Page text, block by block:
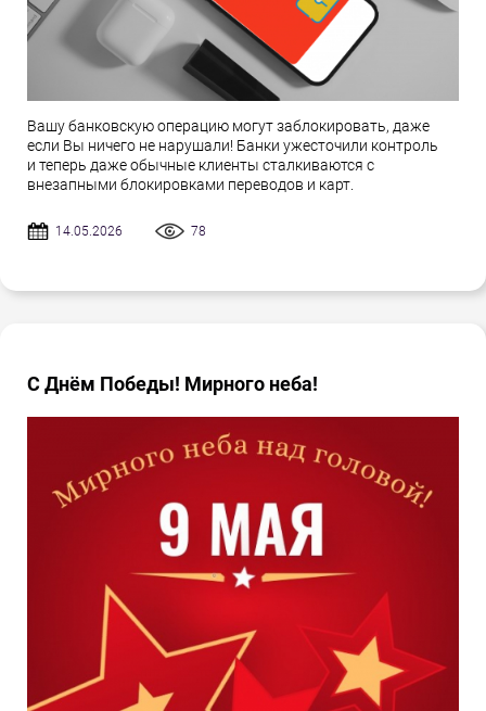
Вашу банковскую операцию могут заблокировать, даже
если Вы ничего не нарушали! Банки ужесточили контроль
и теперь даже обычные клиенты сталкиваются с
внезапными блокировками переводов и карт.
14.05.2026 78
С Днём Победы! Мирного неба!